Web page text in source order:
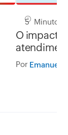
5 Minuto
O impacto
Por